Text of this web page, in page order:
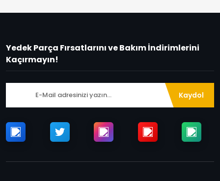
Yedek Parça Fırsatlarını ve Bakım İndirimlerini
Kaçırmayın!
Kaydol